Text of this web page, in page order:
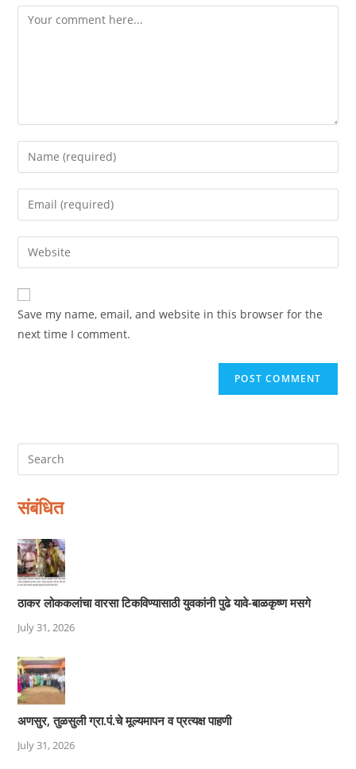
Comment
Enter
your
name
comment
Enter
your
email
address
comment
Enter
your
website
URL
(optional)
Save my name, email, and website in this browser for the
next time I comment.
संबंधित
ठाकर लोककलांचा वारसा टिकविण्यासाठी युवकांनी पुढे यावे-बाळकृष्ण मसगे
July 31, 2026
अणसुर, तुळसुली ग्रा.पं.चे मूल्यमापन व प्रत्यक्ष पाहणी
July 31, 2026